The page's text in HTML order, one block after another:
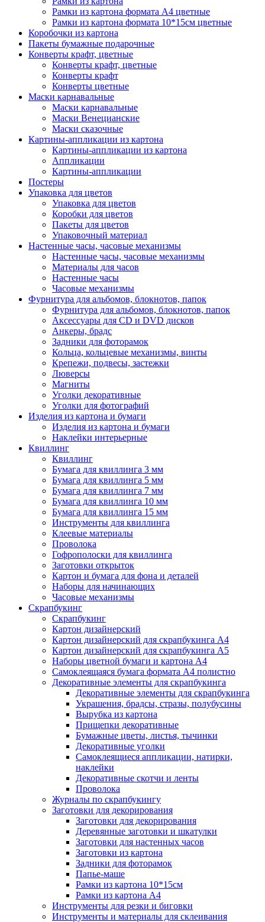
Рамки из картона формата А4 цветные
Рамки из картона формата 10*15см цветные
Коробочки из картона
Пакеты бумажные подарочные
Конверты крафт, цветные
Конверты крафт, цветные
Конверты крафт
Конверты цветные
Маски карнавальные
Маски карнавальные
Маски Венецианские
Маски сказочные
Картины-аппликации из картона
Картины-аппликации из картона
Аппликации
Картины-аппликации
Постеры
Упаковка для цветов
Упаковка для цветов
Коробки для цветов
Пакеты для цветов
Упаковочный материал
Настенные часы, часовые механизмы
Настенные часы, часовые механизмы
Материалы для часов
Настенные часы
Часовые механизмы
Фурнитура для альбомов, блокнотов, папок
Фурнитура для альбомов, блокнотов, папок
Аксессуары для CD и DVD дисков
Анкеры, брадс
Задники для фоторамок
Кольца, кольцевые механизмы, винты
Крепежи, подвесы, застежки
Люверсы
Магниты
Уголки декоративные
Уголки для фотографий
Изделия из картона и бумаги
Изделия из картона и бумаги
Наклейки интерьерные
Квиллинг
Квиллинг
Бумага для квиллинга 3 мм
Бумага для квиллинга 5 мм
Бумага для квиллинга 7 мм
Бумага для квиллинга 10 мм
Бумага для квиллинга 15 мм
Инструменты для квиллинга
Клеевые материалы
Проволока
Гофрополоски для квиллинга
Заготовки открыток
Картон и бумага для фона и деталей
Наборы для начинающих
Часовые механизмы
Скрапбукинг
Скрапбукинг
Картон дизайнерский
Картон дизайнерский для скрапбукинга А4
Картон дизайнерский для скрапбукинга А5
Наборы цветной бумаги и картона А4
Самоклеящаяся бумага формата А4 полистно
Декоративные элементы для скрапбукинга
Декоративные элементы для скрапбукинга
Украшения, брадсы, стразы, полубусины
Вырубка из картона
Прищепки декоративные
Бумажные цветы, листья, тычинки
Декоративные уголки
Самоклеящиеся аппликации, натирки,
наклейки
Декоративные скотчи и ленты
Проволока
Журналы по скрапбукингу
Заготовки для декорирования
Заготовки для декорирования
Деревянные заготовки и шкатулки
Заготовки для настенных часов
Заготовки из картона
Задники для фоторамок
Папье-маше
Рамки из картона 10*15см
Рамки из картона А4
Инструменты для резки и биговки
Инструменты и материалы для склеивания